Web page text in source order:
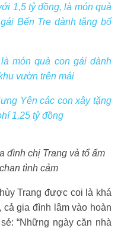
1,5 tỷ đồng, là món quà
Bến Tre dành tặng bố
món quà con gái dành
vườn trên mái
Yên các con xây tặng
1,25 tỷ đồng
đình chị Trang và tổ ấm
tình cảm
Trang được coi là khá
gia đình lâm vào hoàn
“Những ngày căn nhà